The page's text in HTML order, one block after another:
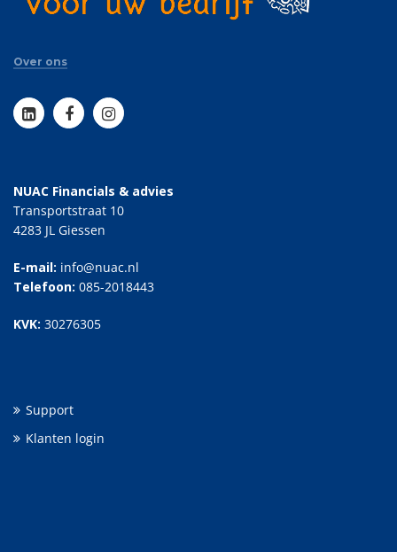
Over ons
NUAC Financials & advies
Transportstraat 10
4283 JL Giessen
E-mail: info@nuac.nl
Telefoon: 085-2018443
KVK: 30276305
Support
Klanten login